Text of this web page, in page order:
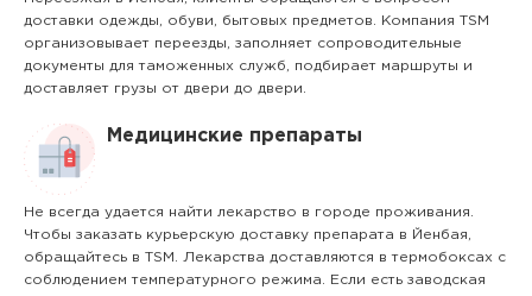
доставки одежды, обуви, бытовых предметов. Компания TSM
организовывает переезды, заполняет сопроводительные
документы для таможенных служб, подбирает маршруты и
доставляет грузы от двери до двери.
Медицинские препараты
Не всегда удается найти лекарство в городе проживания.
Чтобы заказать курьерскую доставку препарата в Йенбая,
обращайтесь в TSM. Лекарства доставляются в термобоксах с
соблюдением температурного режима. Если есть заводская